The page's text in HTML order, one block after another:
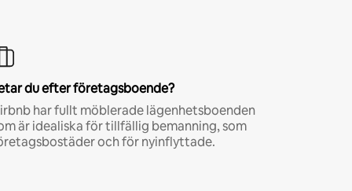
du efter företagsboende?
har fullt möblerade lägenhetsboenden
är idealiska för tillfällig bemanning, som
och för nyinflyttade.